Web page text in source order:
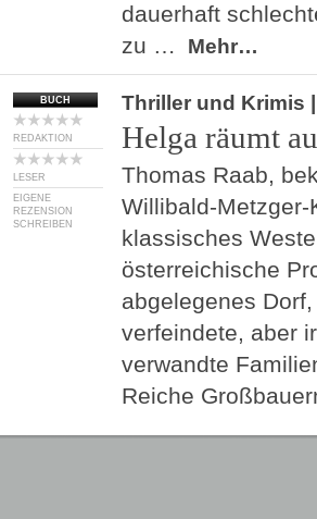
dauerhaft
zu …
Mehr…
BUCH
REDAKTION
LESER
EIGENE
REZENSION
SCHREIBEN
Thriller und Krimis
Helga räumt
Thomas Raab,
Willibald-
klassisches
österreichische
abgelegenes
verfeindete, aber
verwandte
Reiche